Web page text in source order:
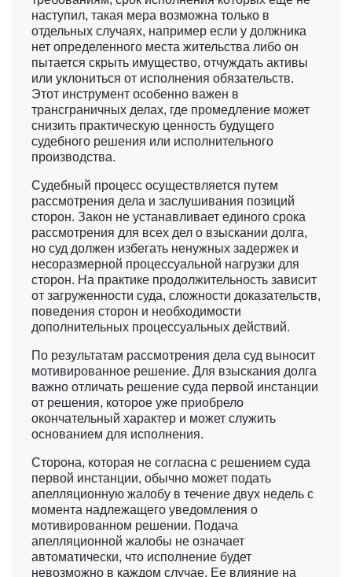
наступил, такая мера возможна только в
отдельных случаях, например если у должника
нет определенного места жительства либо он
пытается скрыть имущество, отчуждать активы
или уклониться от исполнения обязательств.
Этот инструмент особенно важен в
трансграничных делах, где промедление может
снизить практическую ценность будущего
судебного решения или исполнительного
производства.
Судебный процесс осуществляется путем
рассмотрения дела и заслушивания позиций
сторон. Закон не устанавливает единого срока
рассмотрения для всех дел о взыскании долга,
но суд должен избегать ненужных задержек и
несоразмерной процессуальной нагрузки для
сторон. На практике продолжительность зависит
от загруженности суда, сложности доказательств,
поведения сторон и необходимости
дополнительных процессуальных действий.
По результатам рассмотрения дела суд выносит
мотивированное решение. Для взыскания долга
важно отличать решение суда первой инстанции
от решения, которое уже приобрело
окончательный характер и может служить
основанием для исполнения.
Сторона, которая не согласна с решением суда
первой инстанции, обычно может подать
апелляционную жалобу в течение двух недель с
момента надлежащего уведомления о
мотивированном решении. Подача
апелляционной жалобы не означает
автоматически, что исполнение будет
невозможно в каждом случае. Ее влияние на